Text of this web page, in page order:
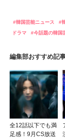
韓国芸能ニュース
ドラマ
今話題の韓国
編集部おすすめ記
全12話以下でも満
足感！9月CS放送